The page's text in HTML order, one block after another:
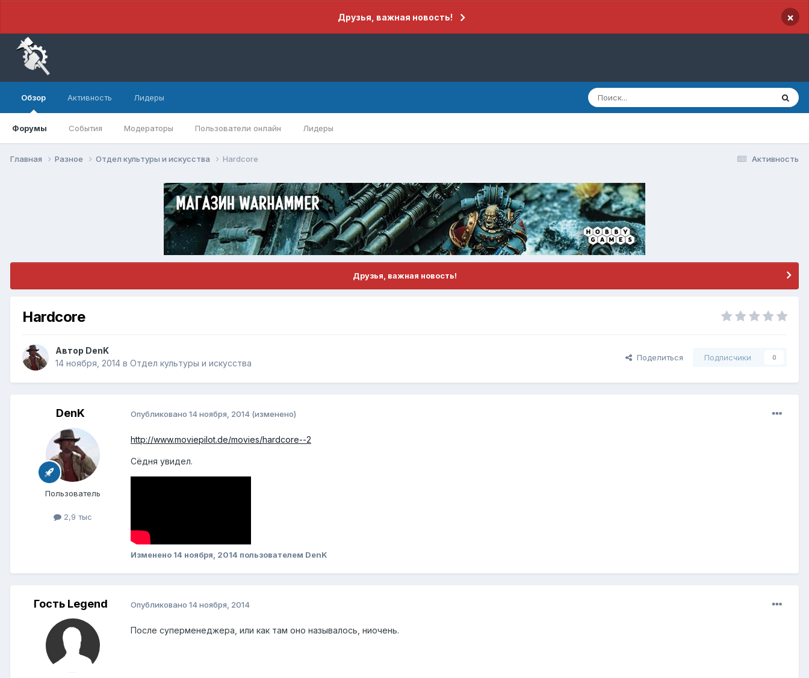
Друзья, важная новость! ×
Обзор
Форумы События Модераторы Пользователи онлайн Лидеры
Активность Лидеры
Активность
Главная Разное Отдел культуры и искусства Hardcore
Друзья, важная новость!
Hardcore
Автор DenK
14 ноября, 2014 в Отдел культуры и искусства
Поделиться Подписчики 0
DenK
Пользователь
2,9 тыс
Опубликовано 14 ноября, 2014 (изменено)
http://www.moviepilot.de/movies/hardcore--2
Сёдня увидел.
Изменено 14 ноября, 2014 пользователем DenK
Гость Lеgend Опубликовано 14 ноября, 2014
После суперменеджера, или как там оно называлось, ниочень.